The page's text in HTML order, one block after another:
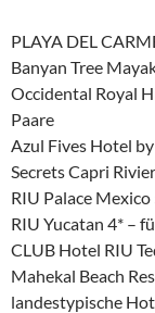
PLAYA DEL
Banyan Tree
Occidental Royal
Paare
Azul Fives Hotel
Secrets Capri
RIU Palace
RIU Yucatan 4* –
CLUB Hotel RIU
Mahekal Beach
landestypische